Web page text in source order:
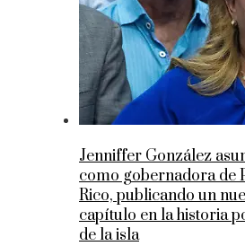
Jenniffer González
como gobernadora de
Rico, publicando un
capítulo en la historia
de la isla